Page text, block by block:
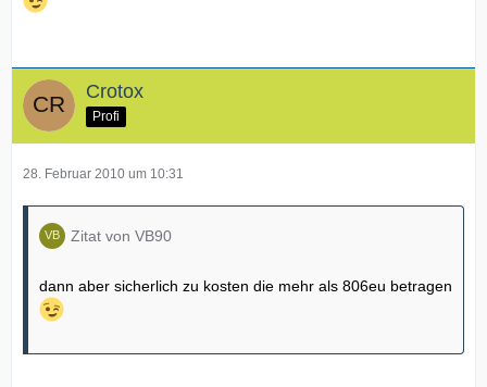
Crotox
Profi
28. Februar 2010 um 10:31
Zitat von VB90
dann aber sicherlich zu kosten die mehr als 806eu betragen